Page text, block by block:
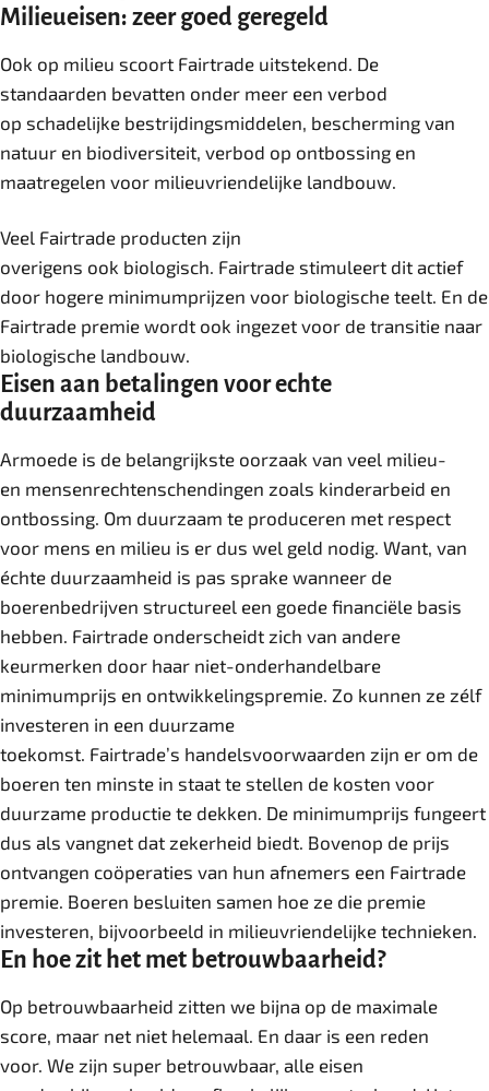
Milieueisen: zeer goed geregeld
Ook op milieu scoort Fairtrade uitstekend. De
standaarden bevatten onder meer een verbod
op schadelijke bestrijdingsmiddelen, bescherming van
natuur en biodiversiteit, verbod op ontbossing en
maatregelen voor milieuvriendelijke landbouw.
Veel Fairtrade producten zijn
overigens ook biologisch. Fairtrade stimuleert dit actief
door hogere minimumprijzen voor biologische teelt. En de
Fairtrade premie wordt ook ingezet voor de transitie naar
biologische landbouw.
Eisen aan betalingen voor echte
duurzaamheid
Armoede is de belangrijkste oorzaak van veel milieu-
en mensenrechtenschendingen zoals kinderarbeid en
ontbossing. Om duurzaam te produceren met respect
voor mens en milieu is er dus wel geld nodig. Want, van
échte duurzaamheid is pas sprake wanneer de
boerenbedrijven structureel een goede financiële basis
hebben. Fairtrade onderscheidt zich van andere
keurmerken door haar niet-onderhandelbare
minimumprijs en ontwikkelingspremie. Zo kunnen ze zélf
investeren in een duurzame
toekomst. Fairtrade’s handelsvoorwaarden zijn er om de
boeren ten minste in staat te stellen de kosten voor
duurzame productie te dekken. De minimumprijs fungeert
dus als vangnet dat zekerheid biedt. Bovenop de prijs
ontvangen coöperaties van hun afnemers een Fairtrade
premie. Boeren besluiten samen hoe ze die premie
investeren, bijvoorbeeld in milieuvriendelijke technieken.
En hoe zit het met betrouwbaarheid?
Op betrouwbaarheid zitten we bijna op de maximale
score, maar net niet helemaal. En daar is een reden
voor. We zijn super betrouwbaar, alle eisen